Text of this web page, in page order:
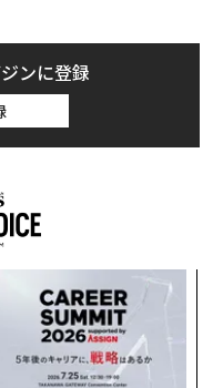
が全て解決されたとし
あげてみたい。それは
るものだ。一部の人は
る」とまで考えている
星に定住した場合一体
ンに登録